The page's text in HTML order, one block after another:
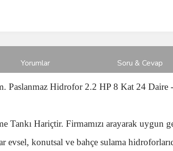
Yorumlar Soru & Cevap
Paslanmaz Hidrofor 2.2 HP 8 Kat 24 Daire
Hariçtir. Firmamızı arayarak uygun
konutsal ve bahçe sulama